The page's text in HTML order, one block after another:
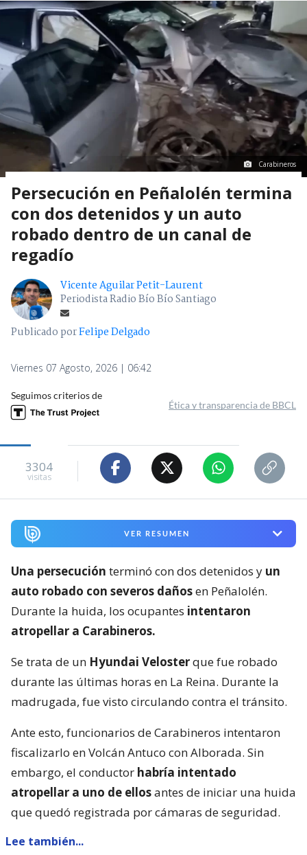
Carabineros
Persecución en Peñalolén termina
con dos detenidos y un auto
robado dentro de un canal de
regadío
Vicente Aguilar Petit-Laurent
Periodista Radio Bío Bío Santiago
Publicado porFelipe Delgado
Viernes 07 Agosto, 2026 | 06:42
Seguimos criterios de
Ética y transparencia de BBCL
3304
visitas
VER RESUMEN
Una persecución terminó con dos detenidos y un
auto robado con severos dañosen Peñalolén.
Durante la huida, los ocupantes intentaron
atropellar a Carabineros.
Se trata de un Hyundai Velosterque fue robado
durante las últimas horas en La Reina. Durante la
madrugada, fue visto circulando contra el tránsito.
Ante esto, funcionarios de Carabineros intentaron
fiscalizarlo en Volcán Antuco con Alborada. Sin
embargo, el conductor habría intentado
atropellar a uno de ellosantes de iniciar una huida
que quedó registrada por cámaras de seguridad.
Lee también...